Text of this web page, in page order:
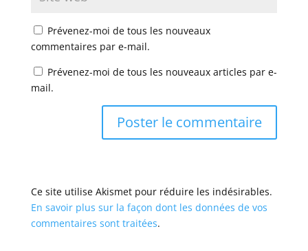
Prévenez-moi de tous les nouveaux
commentaires par e-mail.
Prévenez-moi de tous les nouveaux articles par e-
mail.
Ce site utilise Akismet pour réduire les indésirables.
En savoir plus sur la façon dont les données de vos
commentaires sont traitées.